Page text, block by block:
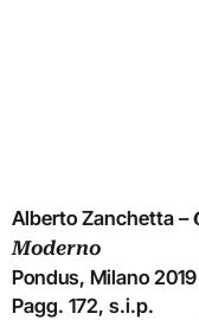
Alberto Zanchetta –
Moderno
Pondus, Milano 2019
Pagg. 172, s.i.p.